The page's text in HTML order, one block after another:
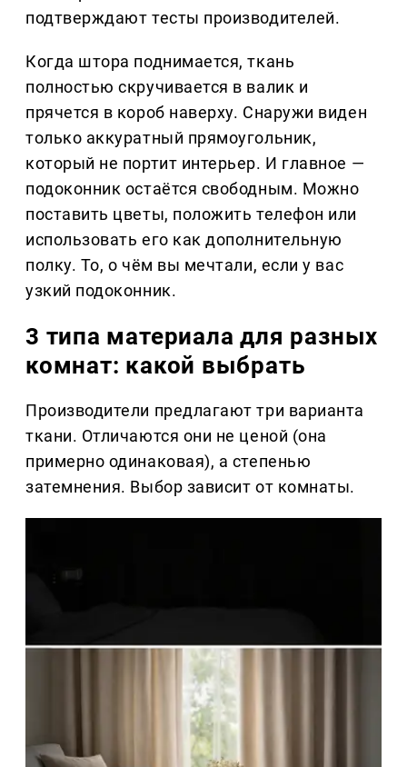
подтверждают тесты производителей.
Когда штора поднимается, ткань
полностью скручивается в валик и
прячется в короб наверху. Снаружи виден
только аккуратный прямоугольник,
который не портит интерьер. И главное —
подоконник остаётся свободным. Можно
поставить цветы, положить телефон или
использовать его как дополнительную
полку. То, о чём вы мечтали, если у вас
узкий подоконник.
3 типа материала для разных
комнат: какой выбрать
Производители предлагают три варианта
ткани. Отличаются они не ценой (она
примерно одинаковая), а степенью
затемнения. Выбор зависит от комнаты.